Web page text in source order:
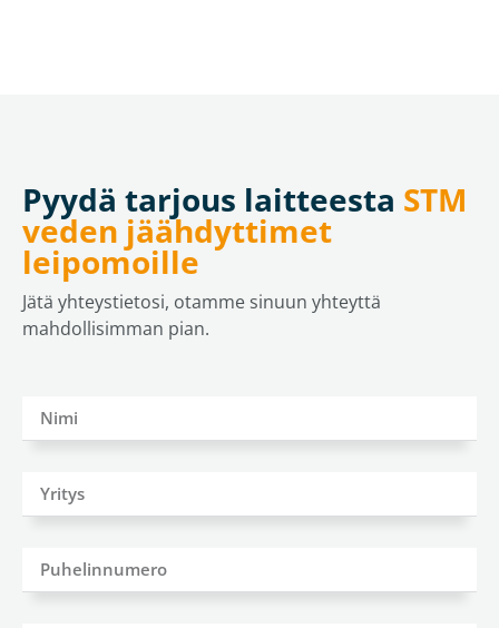
Pyydä tarjous laitteesta STM
veden jäähdyttimet
leipomoille
Jätä yhteystietosi, otamme sinuun yhteyttä
mahdollisimman pian.